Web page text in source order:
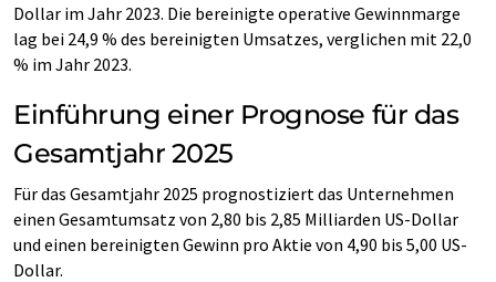
Dollar im Jahr 2023. Die bereinigte operative Gewinnmarge
lag bei 24,9 % des bereinigten Umsatzes, verglichen mit 22,0
% im Jahr 2023.
Einführung einer Prognose für das
Gesamtjahr 2025
Für das Gesamtjahr 2025 prognostiziert das Unternehmen
einen Gesamtumsatz von 2,80 bis 2,85 Milliarden US-Dollar
und einen bereinigten Gewinn pro Aktie von 4,90 bis 5,00 US-
Dollar.